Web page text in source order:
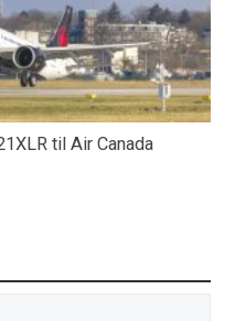
til Air Canada